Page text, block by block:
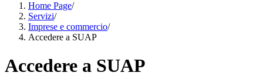
Home Page/
Servizi/
Imprese e commercio/
Accedere a SUAP
Accedere a SUAP